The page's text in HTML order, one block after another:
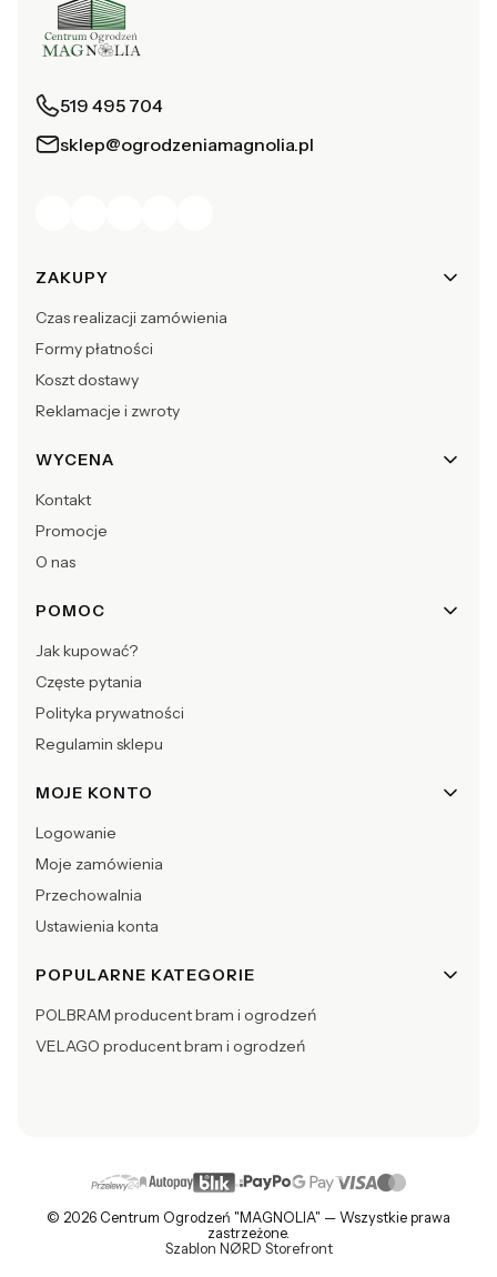
519 495 704
sklep@ogrodzeniamagnolia.pl
Linki w stopce
ZAKUPY
Czas realizacji zamówienia
Formy płatności
Koszt dostawy
Reklamacje i zwroty
WYCENA
Kontakt
Promocje
O nas
POMOC
Jak kupować?
Częste pytania
Polityka prywatności
Regulamin sklepu
MOJE KONTO
Logowanie
Moje zamówienia
Przechowalnia
Ustawienia konta
POPULARNE KATEGORIE
POLBRAM producent bram i ogrodzeń
VELAGO producent bram i ogrodzeń
© 2026 Centrum Ogrodzeń "MAGNOLIA" — Wszystkie prawa
zastrzeżone.
Szablon NØRD Storefront